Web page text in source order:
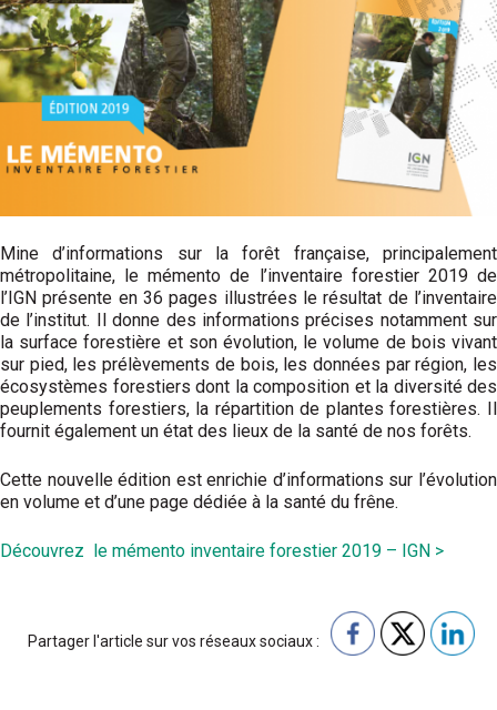
Mine d’informations sur la forêt française, principalement
métropolitaine, le mémento de l’inventaire forestier 2019 de
l’IGN présente en 36 pages illustrées le résultat de l’inventaire
de l’institut. Il donne des informations précises notamment sur
la surface forestière et son évolution, le volume de bois vivant
sur pied, les prélèvements de bois, les données par région, les
écosystèmes forestiers dont la composition et la diversité des
peuplements forestiers, la répartition de plantes forestières. Il
fournit également un état des lieux de la santé de nos forêts.
Cette nouvelle édition est enrichie d’informations sur l’évolution
en volume et d’une page dédiée à la santé du frêne.
Découvrez le mémento inventaire forestier 2019 – IGN >
Partager l'article sur vos réseaux sociaux :